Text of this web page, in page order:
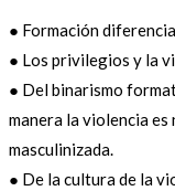
● Formación
● Los privilegios y la
● Del binarismo
manera la violencia
masculinizada.
● De la cultura de la